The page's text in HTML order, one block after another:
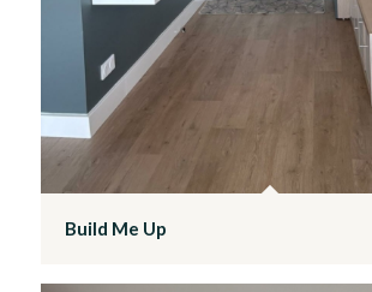
Build Me Up